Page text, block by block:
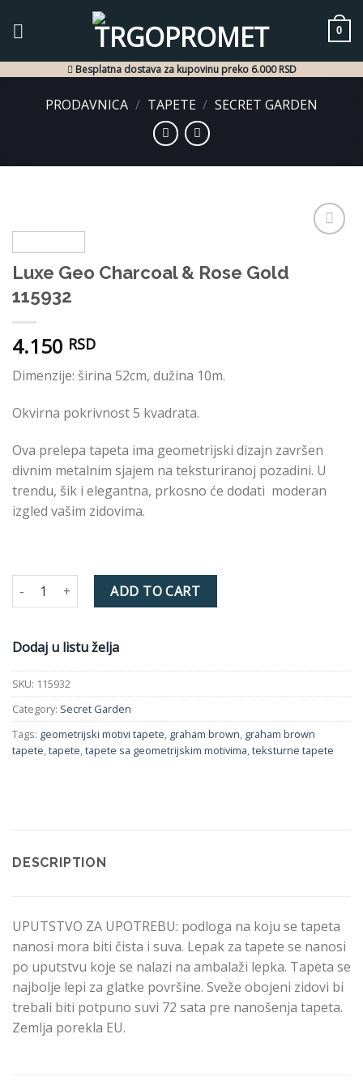
0
Besplatna dostava za kupovinu preko 6.000 RSD
PRODAVNICA / TAPETE / SECRET GARDEN
Luxe Geo Charcoal & Rose Gold
115932
4.150 RSD
Dimenzije: širina 52cm, dužina 10m.
Okvirna pokrivnost 5 kvadrata.
Ova prelepa tapeta ima geometrijski dizajn završen
divnim metalnim sjajem na teksturiranoj pozadini. U
trendu, šik i elegantna, prkosno će dodati moderan
izgled vašim zidovima.
Luxe Geo Charcoal & Rose Gold 115932 quantity
ADD TO CART
Dodaj u listu želja
SKU: 115932
Category: Secret Garden
Tags: geometrijski motivi tapete, graham brown, graham brown
tapete,tapete,tapete sa geometrijskim motivima,teksturne tapete
DESCRIPTION
UPUTSTVO ZA UPOTREBU: podloga na koju se tapeta
nanosi mora biti čista i suva. Lepak za tapete se nanosi
po uputstvu koje se nalazi na ambalaži lepka. Tapeta se
najbolje lepi za glatke površine. Sveže obojeni zidovi bi
trebali biti potpuno suvi 72 sata pre nanošenja tapeta.
Zemlja porekla EU.